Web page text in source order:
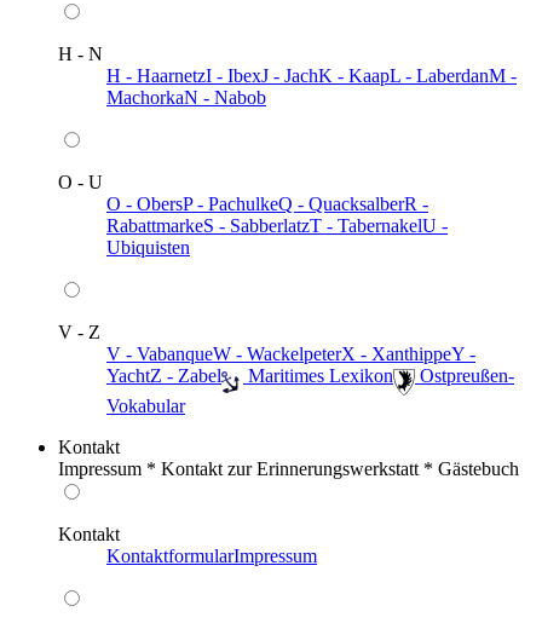
H - N
H - HaarnetzI - IbexJ - JachK - KaapL - LaberdanM -
MachorkaN - Nabob
O - U
O - ObersP - PachulkeQ - QuacksalberR -
RabattmarkeS - SabberlatzT - TabernakelU -
Ubiquisten
V - Z
V - VabanqueW - WackelpeterX - XanthippeY -
YachtZ - Zabel ️ Maritimes Lexikon
️ Ostpreußen-
Vokabular
Kontakt
Impressum * Kontakt zur Erinnerungswerkstatt * Gästebuch
Kontakt
KontaktformularImpressum